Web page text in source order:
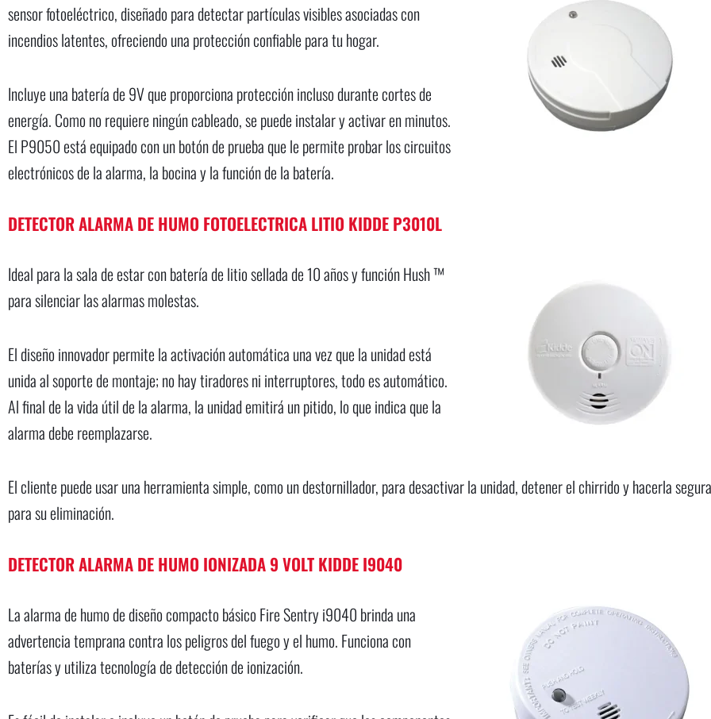
sensor fotoeléctrico, diseñado para detectar partículas visibles asociadas con
incendios latentes, ofreciendo una protección confiable para tu hogar.
Incluye una batería de 9V que proporciona protección incluso durante cortes de
energía. Como no requiere ningún cableado, se puede instalar y activar en minutos.
El P9050 está equipado con un botón de prueba que le permite probar los circuitos
electrónicos de la alarma, la bocina y la función de la batería.
DETECTOR ALARMA DE HUMO FOTOELECTRICA LITIO KIDDE P3010L
Ideal para la sala de estar con batería de litio sellada de 10 años y función Hush ™
para silenciar las alarmas molestas.
El diseño innovador permite la activación automática una vez que la unidad está
unida al soporte de montaje; no hay tiradores ni interruptores, todo es automático.
Al final de la vida útil de la alarma, la unidad emitirá un pitido, lo que indica que la
alarma debe reemplazarse.
El cliente puede usar una herramienta simple, como un destornillador, para desactivar la unidad, detener el chirrido y hacerla segura
para su eliminación.
DETECTOR ALARMA DE HUMO IONIZADA 9 VOLT KIDDE I9040
La alarma de humo de diseño compacto básico Fire Sentry i9040 brinda una
advertencia temprana contra los peligros del fuego y el humo. Funciona con
baterías y utiliza tecnología de detección de ionización.